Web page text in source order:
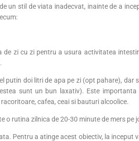
un stil de viata inadecvat, inainte de a
de zi cu zi pentru a usura activitatea
putin doi litri de apa pe zi (opt pahare), dar
sunt un bun laxativ). Este importanta
cafea, ceai si bauturi alcoolice.
o rutina zilnica de 20-30 minute de mers pe
Pentru a atinge acest obiectiv, la inceput